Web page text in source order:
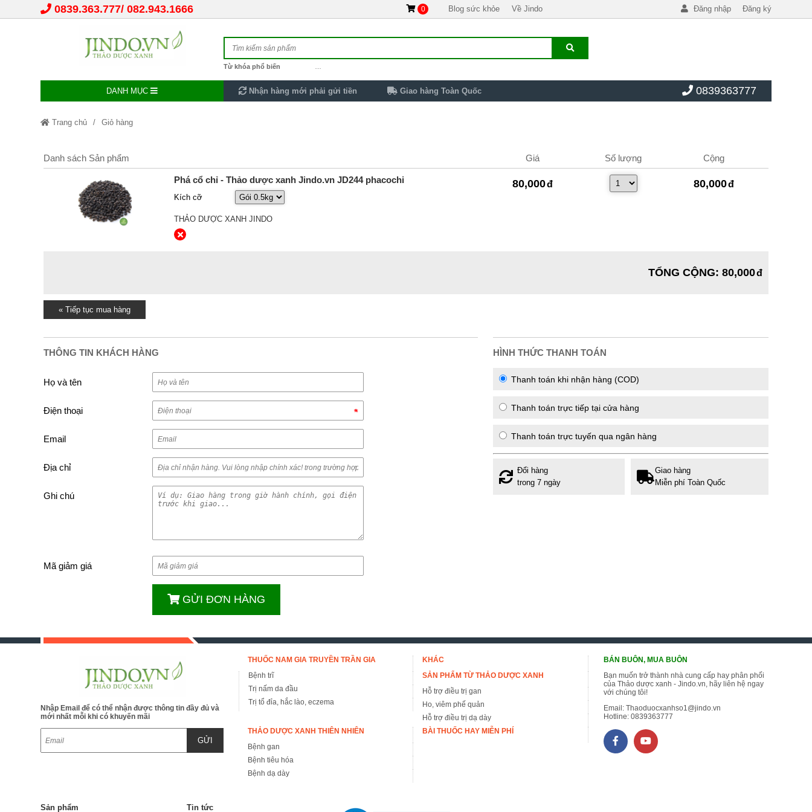
0839.363.777 082.943.1666 0 Blog sức khỏe Về Jindo Đăng nhập Đăng ký
Từ khóa phổ biến
DANH MỤC Nhận hàng mới phải gửi tiền Giao hàng Toàn Quốc 0839363777
Trang chủ Giỏ hàng
Danh sách Sản phẩm Giá Số lượng Cộng
Phá cổ chỉ - Thảo dược xanh Jindo.vn JD244 phacochi
Kích cỡ
THẢO DƯỢC XANH JINDO
80,000 80,000
TỔNG CỘNG: 80,000
« Tiếp tục mua hàng
THÔNG TIN KHÁCH HÀNG
Họ và tên
Điện thoại
Email
Địa chỉ
Ghi chú
Mã giảm giá
GỬI ĐƠN HÀNG
HÌNH THỨC THANH TOÁN
Thanh toán khi nhận hàng (COD)
Thanh toán trực tiếp tại cửa hàng
Thanh toán trực tuyến qua ngân hàng
Đổi hàng
trong 7 ngày
Giao hàng
Miễn phí Toàn Quốc
Nhập Email để có thể nhận được thông tin đầy đủ và
mới nhất mỗi khi có khuyến mãi
GỬI
THUỐC NAM GIA TRUYỀN TRẦN GIA
Bệnh trĩ
Trị nấm da đầu
Trị tổ đỉa, hắc lào, eczema
KHÁC
SẢN PHẨM TỪ THẢO DƯỢC XANH
Hỗ trợ điều trị gan
Ho, viêm phế quản
Hỗ trợ điều trị dạ dày
THẢO DƯỢC XANH THIÊN NHIÊN
Bệnh gan
Bệnh tiêu hóa
Bệnh dạ dày
BÀI THUỐC HAY MIỄN PHÍ
BÁN BUÔN, MUA BUÔN
Bạn muốn trở thành nhà cung cấp hay phân phối
của Thảo dược xanh - Jindo.vn, hãy liên hệ ngay
với chúng tôi!
Email:Thaoduocxanhso1@jindo.vn
Hotline:0839363777
Sản phẩm Tin tức